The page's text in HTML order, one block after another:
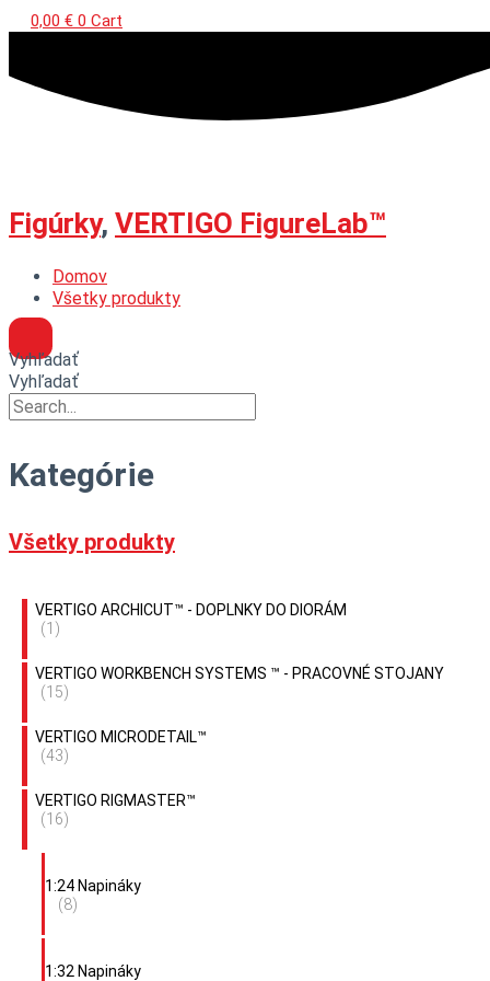
0,00 € 0 Cart
Figúrky, VERTIGO FigureLab™
Domov
Všetky produkty
Vyhľadať
Vyhľadať
Kategórie
Všetky produkty
VERTIGO ARCHICUT™ - DOPLNKY DO DIORÁM
(1)
VERTIGO WORKBENCH SYSTEMS ™ - PRACOVNÉ STOJANY
(15)
VERTIGO MICRODETAIL™
(43)
VERTIGO RIGMASTER™
(16)
1:24 Napináky
(8)
1:32 Napináky